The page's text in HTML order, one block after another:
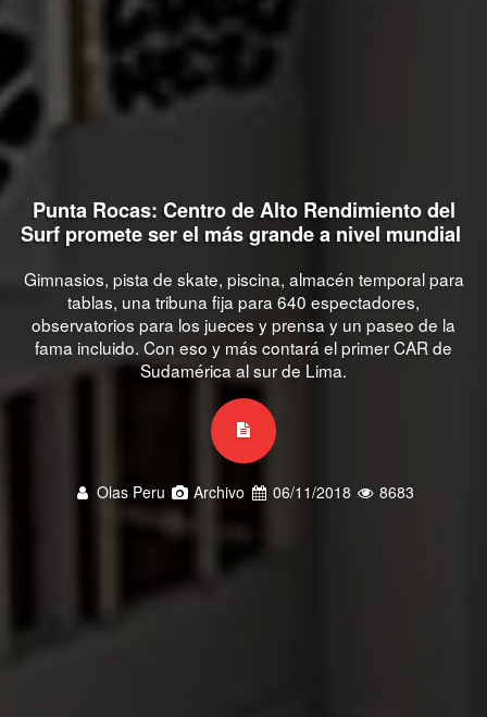
Punta Rocas: Centro de Alto Rendimiento del
Surf promete ser el más grande a nivel mundial
Gimnasios, pista de skate, piscina, almacén temporal para
tablas, una tribuna fija para 640 espectadores,
observatorios para los jueces y prensa y un paseo de la
fama incluido. Con eso y más contará el primer CAR de
Sudamérica al sur de Lima.
Olas Peru Archivo 06/11/2018 8683